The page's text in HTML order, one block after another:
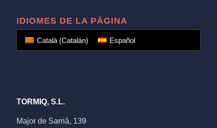
IDIOMES DE LA PÀGINA
Català(Catalán) Español
TORMIQ, S.L.
Major de Sarrià, 139